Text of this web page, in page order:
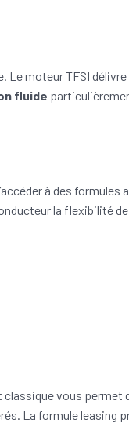
moteur TFSI
fluide
à des formules
la flexibilité
vous permet
La formule leasing